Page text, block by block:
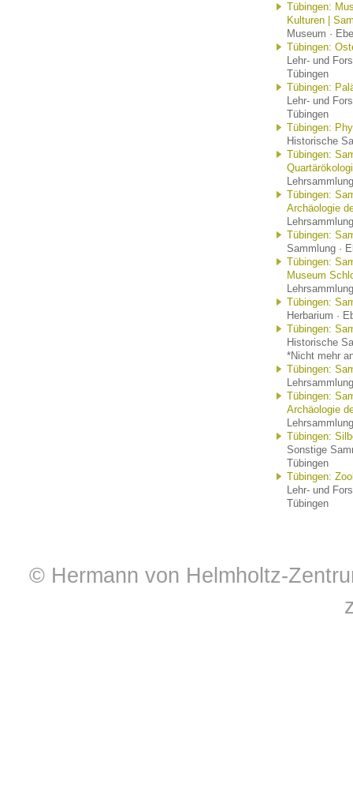
Tübingen:
Kulturen |
Museum ·
Tübingen:
Lehr- und
Tübingen
Tübingen:
Lehr- und
Tübingen
Tübingen:
Historische
Tübingen:
Tübingen:
Archäologie
Tübingen:
Sammlung ·
Tübingen:
Museum
Tübingen:
Herbarium ·
Tübingen:
Historische
*Nicht mehr
Tübingen:
Tübingen:
Archäologie
Tübingen:
Sonstige
Tübingen
Tübingen:
Lehr- und
Tübingen
© Hermann von Helmholtz-